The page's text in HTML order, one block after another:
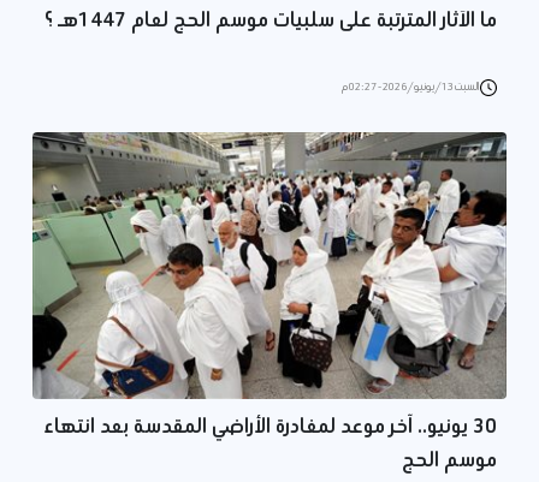
ما الآثار المترتبة على سلبيات موسم الحج لعام 1447هـ ؟
السبت 13/يونيو/2026 - 02:27 م
30 يونيو.. آخر موعد لمغادرة الأراضي المقدسة بعد انتهاء
موسم الحج